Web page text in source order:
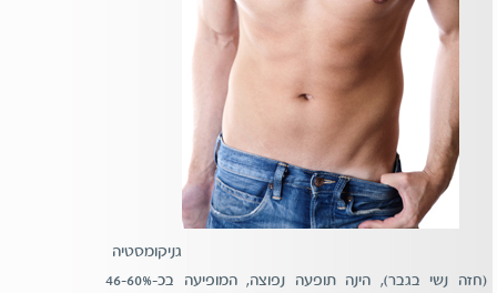
גניקומסטיה
(חזה נשי בגבר), הינה תופעה נפוצה, המופיעה בכ-46-60%